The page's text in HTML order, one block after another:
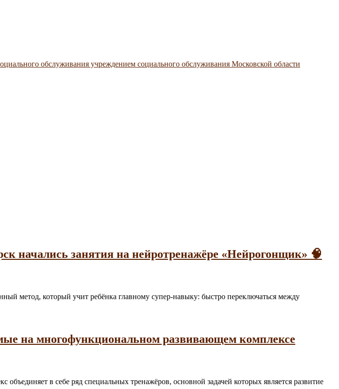
обслуживания учреждением социального обслуживания Московской области
начались занятия на нейротренажёре «Нейрогонщик» 🧠
метод, который учит ребёнка главному супер-навыку: быстро переключаться между
на многофункциональном развивающем комплексе
в себе ряд специальных тренажёров, основной задачей которых является развитие